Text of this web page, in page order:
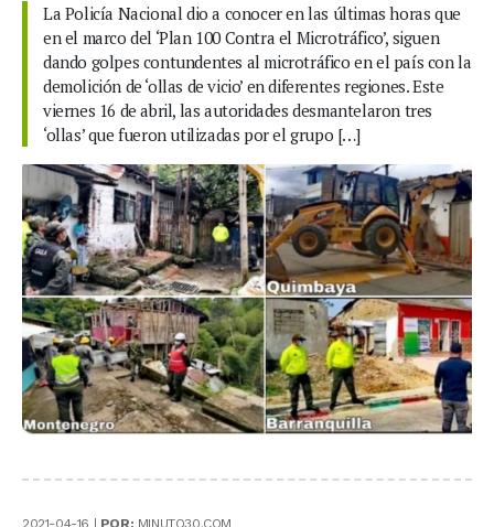
La Policía Nacional dio a conocer en las últimas horas que
en el marco del ‘Plan 100 Contra el Microtráfico’, siguen
dando golpes contundentes al microtráfico en el país con la
demolición de ‘ollas de vicio’ en diferentes regiones. Este
viernes 16 de abril, las autoridades desmantelaron tres
‘ollas’ que fueron utilizadas por el grupo […]
2021-04-16 | POR: MINUTO30.COM